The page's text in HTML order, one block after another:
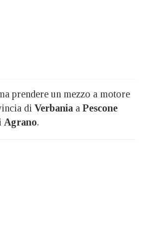
prendere un mezzo a motore
di Verbania a Pescone
Agrano.